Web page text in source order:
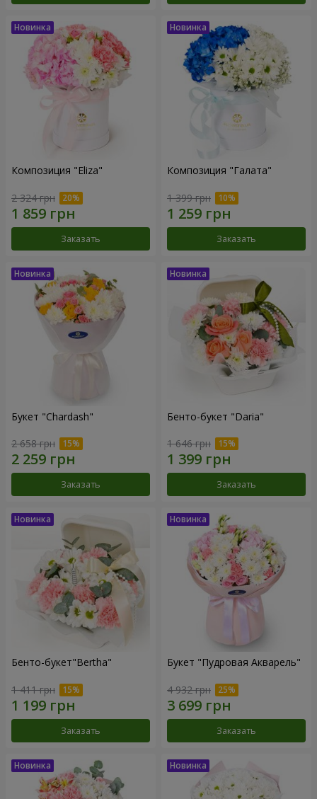
Композиция "Eliza"
2 324 грн
Заказать
Композиция "Галата"
1 399 грн
Заказать
Букет "Chardash"
2 658 грн
Заказать
Бенто-букет "Daria"
1 646 грн
Заказать
Бенто-букет"Bertha"
1 411 грн
Заказать
Букет "Пудровая Акварель"
4 932 грн
Заказать